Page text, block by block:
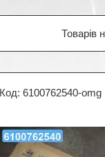
6100762540-omg